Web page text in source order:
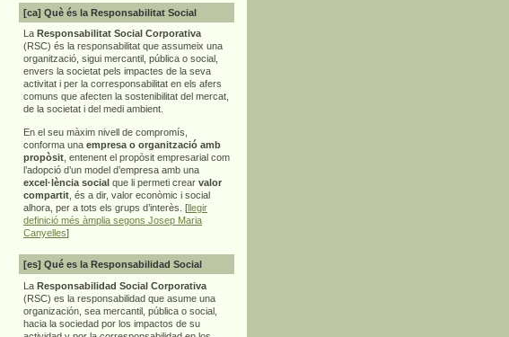
[ca] Què és la Responsabilitat Social
La Responsabilitat Social Corporativa
(RSC) és la responsabilitat que assumeix una
organització, sigui mercantil, pública o social,
envers la societat pels impactes de la seva
activitat i per la corresponsabilitat en els afers
comuns que afecten la sostenibilitat del mercat,
de la societat i del medi ambient.
En el seu màxim nivell de compromís,
conforma una empresa o organització amb
propòsit , entenent el propòsit empresarial com
l’adopció d’un model d’empresa amb una
excel·lència social que li permeti crear valor
compartit , és a dir, valor econòmic i social
alhora, per a tots els grups d’interès. [llegir
definició més àmplia segons Josep Maria
Canyelles]
[es] Qué es la Responsabilidad Social
La Responsabilidad Social Corporativa
(RSC) es la responsabilidad que asume una
organización, sea mercantil, pública o social,
hacia la sociedad por los impactos de su